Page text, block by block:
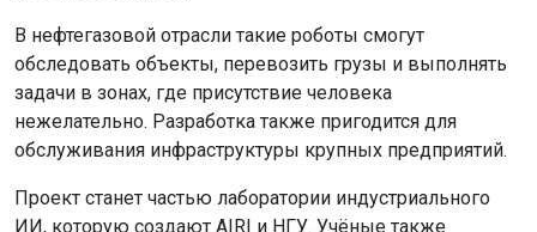
В нефтегазовой отрасли такие роботы смогут
обследовать объекты, перевозить грузы и выполнять
задачи в зонах, где присутствие человека
нежелательно. Разработка также пригодится для
обслуживания инфраструктуры крупных предприятий.
Проект станет частью лаборатории индустриального
ИИ, которую создают AIRI и НГУ. Учёные также